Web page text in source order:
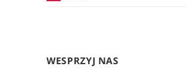
WESPRZYJ NAS